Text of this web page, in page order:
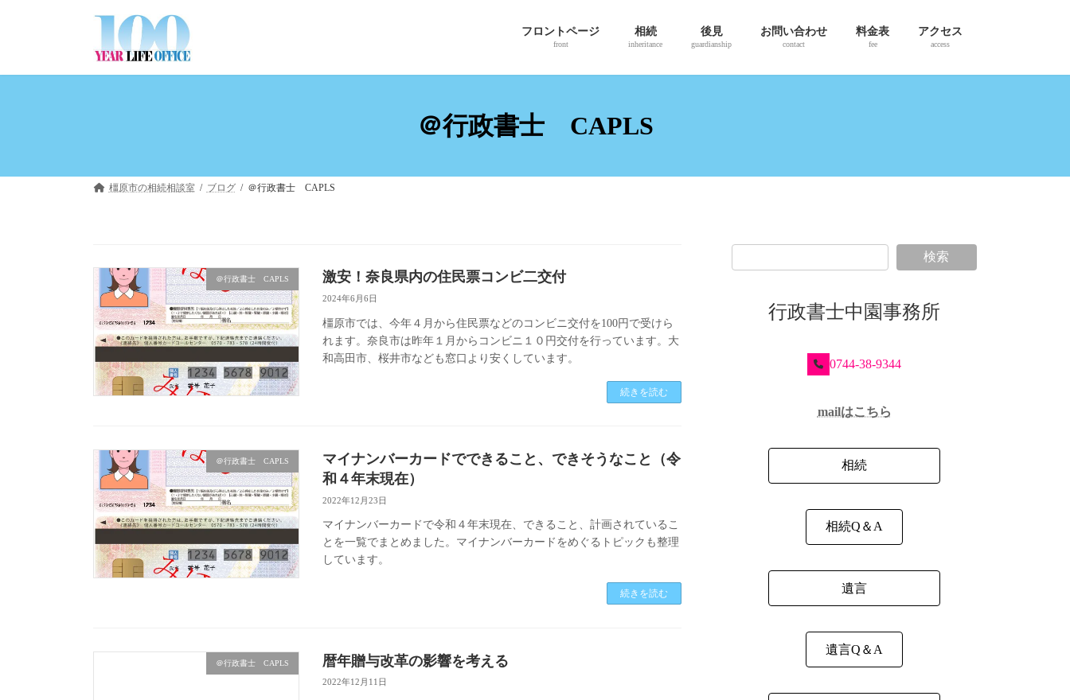
ツ
シ
フロントページ
front
相続
inheritance
後見
guardianship
お問い合わせ
contact
料金表
fee
アクセス
access
＠行政書士 CAPLS
橿原市の相続相談室 ブログ ＠行政書士 CAPLS
＠行政書士 CAPLS 激安！奈良県内の住民票コンビ二交付
2024年6月6日
橿原市では、今年４月から住民票などのコンビニ交付を100円で受けら
れます。奈良市は昨年１月からコンビニ１０円交付を行っています。大
和高田市、桜井市なども窓口より安くしています。
続きを読む
＠行政書士 CAPLS
マイナンバーカードでできること、できそうなこと（令
和４年末現在）
2022年12月23日
マイナンバーカードで令和４年末現在、できること、計画されているこ
とを一覧でまとめました。マイナンバーカードをめぐるトピックも整理
しています。
続きを読む
＠行政書士 CAPLS 暦年贈与改革の影響を考える
2022年12月11日
検索
行政書士中園事務所
0744-38-9344
mailはこちら
相続
相続Q＆A
遺言
遺言Q＆A